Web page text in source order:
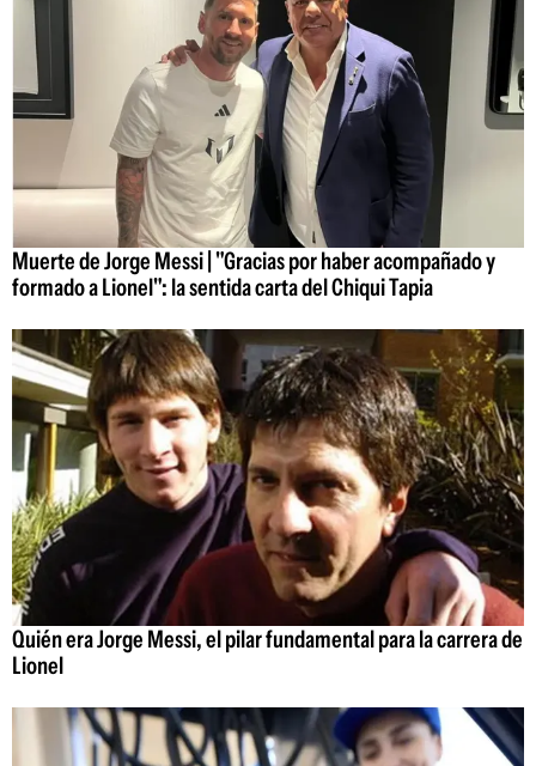
Muerte de Jorge Messi | "Gracias por haber acompañado y
formado a Lionel": la sentida carta del Chiqui Tapia
Quién era Jorge Messi, el pilar fundamental para la carrera de
Lionel